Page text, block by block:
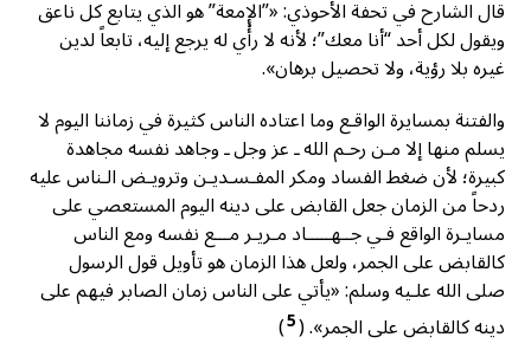
قال الشارح في تحفة الأحوذي: «”الإمعة” هو الذي يتابع كل ناعق
ويقول لكل أحد “أنا معك”؛ لأنه لا رأْي له يرجع إليه، تابعاً لدين
غيره بلا رؤية، ولا تحصيل برهان».
والفتنة بمسايرة الواقـع وما اعتاده الناس كثيرة في زماننا اليوم لا
يسلم منها إلا مـن رحـم الله ـ عز وجل ـ وجاهد نفسه مجاهدة
كبيرة؛ لأن ضغط الفساد ومكر المفـسـديـن وترويـض الـناس عليه
ردحاً من الزمان جعل القابض على دينه اليوم المستعصي على
مسايـرة الواقع فـي جــهـــــاد مـريـر مـــع نفسه ومع الناس
كالقابض على الجمر، ولعل هذا الزمان هو تأويل قول الرسول
صلى الله علـيه وسلم: «يأتي على الناس زمان الصابر فيهم على
دينه كالقابض على الجمر».(
5
)